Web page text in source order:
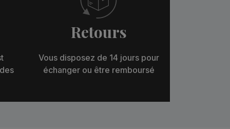
Retours
Vous disposez de 14 jours pour
échanger ou être remboursé